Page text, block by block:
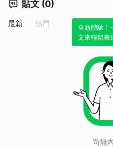
貼文 (0)
全新體驗！
文來輕鬆表
最新 熱門
尚無